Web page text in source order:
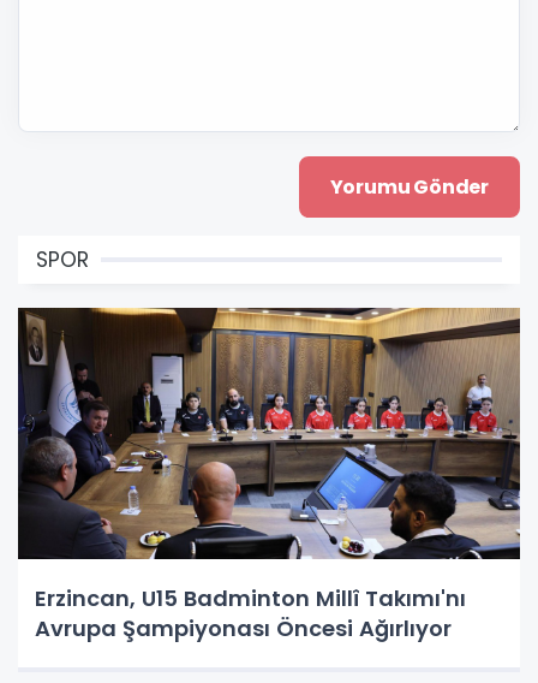
SPOR
Erzincan, U15 Badminton Millî Takımı'nı
Avrupa Şampiyonası Öncesi Ağırlıyor